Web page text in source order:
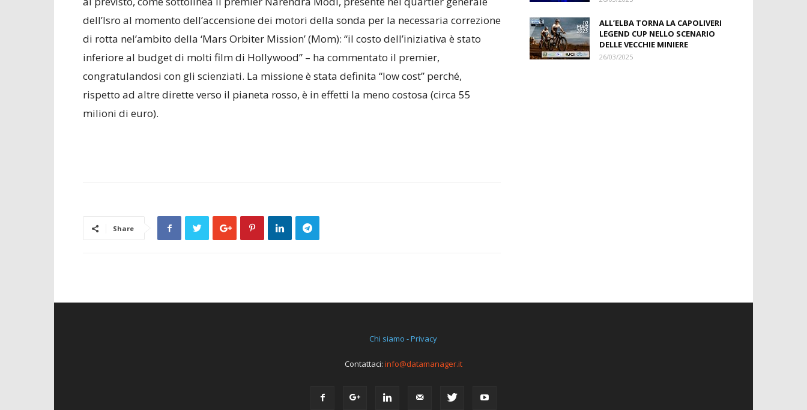
dell’Isro al momento dell’accensione dei motori della sonda per la necessaria correzione
di rotta nel’ambito della ‘Mars Orbiter Mission’ (Mom): “il costo dell’iniziativa è stato
inferiore al budget di molti film di Hollywood” – ha commentato il premier,
congratulandosi con gli scienziati. La missione è stata definita “low cost” perché,
rispetto ad altre dirette verso il pianeta rosso, è in effetti la meno costosa (circa 55
milioni di euro).
Share
ALL’ELBA TORNA LA CAPOLIVERI
LEGEND CUP NELLO SCENARIO
DELLE VECCHIE MINIERE
26/03/2025
Chi siamo - Privacy
Contattaci: info@datamanager.it